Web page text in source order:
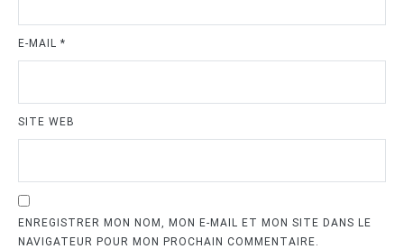
E-MAIL *
SITE WEB
ENREGISTRER MON NOM, MON E-MAIL ET MON SITE DANS LE
NAVIGATEUR POUR MON PROCHAIN COMMENTAIRE.